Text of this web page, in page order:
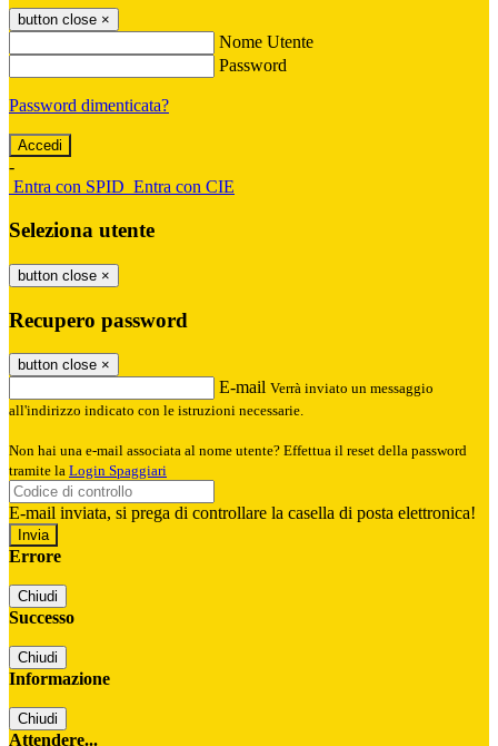
button close ×
Nome Utente
Password
Password dimenticata?
-
Entra con SPID Entra con CIE
Seleziona utente
button close ×
Recupero password
button close ×
E-mail Verrà inviato un messaggio
all'indirizzo indicato con le istruzioni necessarie.
Non hai una e-mail associata al nome utente? Effettua il reset della password
tramite la Login Spaggiari
E-mail inviata, si prega di controllare la casella di posta elettronica!
Errore
Chiudi
Successo
Chiudi
Informazione
Chiudi
Attendere...